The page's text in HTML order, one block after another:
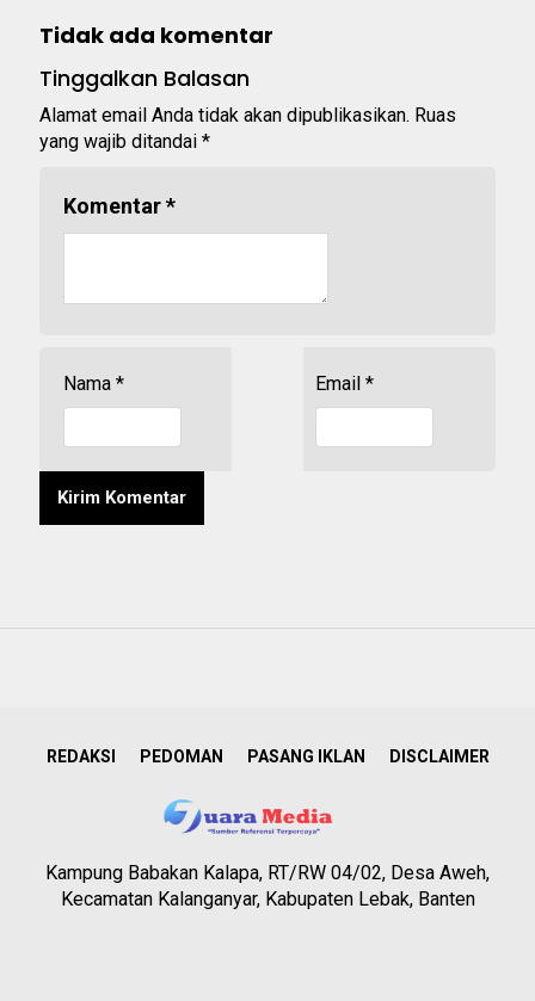
Tidak ada komentar
Tinggalkan Balasan
Alamat email Anda tidak akan dipublikasikan. Ruas
yang wajib ditandai *
Komentar*
Nama * Email *
REDAKSI PEDOMAN PASANG IKLAN DISCLAIMER
Kampung Babakan Kalapa, RT/RW 04/02, Desa Aweh,
Kecamatan Kalanganyar, Kabupaten Lebak, Banten